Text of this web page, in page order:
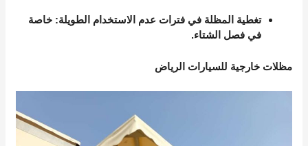
تغطية المظلة في فترات عدم الاستخدام الطويلة: خاصة
في فصل الشتاء.
مظلات خارجية للسيارات الرياض